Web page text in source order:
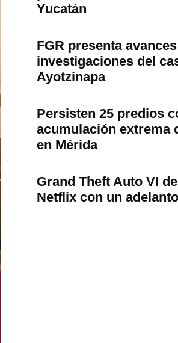
Yucatán
FGR presenta
investigaciones del
Ayotzinapa
Persisten 25 predios
acumulación extrema
en Mérida
Grand Theft Auto VI
Netflix con un